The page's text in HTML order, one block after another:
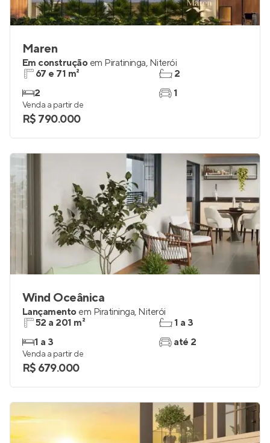
Maren
Em construção em Piratininga, Niterói
67 e 71 m²
2
2
1
Venda a partir de
R$ 790.000
Wind Oceânica
Lançamento em Piratininga, Niterói
52 a 201 m²
1 a 3
1 a 3
até 2
Venda a partir de
R$ 679.000